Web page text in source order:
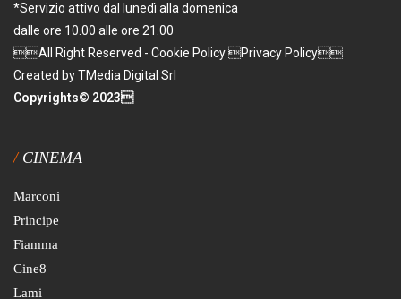
*Servizio attivo dal lunedì alla domenica
dalle ore 10.00 alle ore 21.00
All Right Reserved - Cookie Policy Privacy Policy
Created by TMedia Digital Srl
Copyrights© 2023
CINEMA
Marconi
Principe
Fiamma
Cine8
Lami